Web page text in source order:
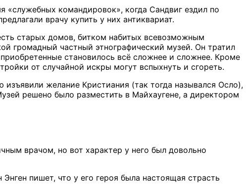
командировок», когда Сандвиг ездил по
врачу купить у них антиквариат.
старых домов, битком набитых всевозможным
громадный частный этнографический музей. Он тратил
становилось всё сложнее и сложнее. Кроме
от случайной искры могут вспыхнуть и сгореть.
желание Кристиания (так тогда назывался Осло),
решено было разместить в Майхаугене, а директором
врачом, но вот характер у него был довольно
пишет, что у его героя была настоящая страсть